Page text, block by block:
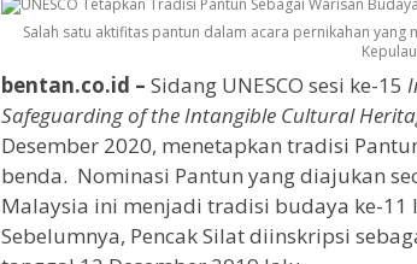
Salah satu aktifitas pantun dalam acara pernikahan
bentan.co.id – Sidang UNESCO sesi ke-15
Safeguarding of the Intangible Cultural
Desember 2020, menetapkan tradisi
benda. Nominasi Pantun yang diajukan
Malaysia ini menjadi tradisi budaya ke-11
Sebelumnya, Pencak Silat diinskripsi